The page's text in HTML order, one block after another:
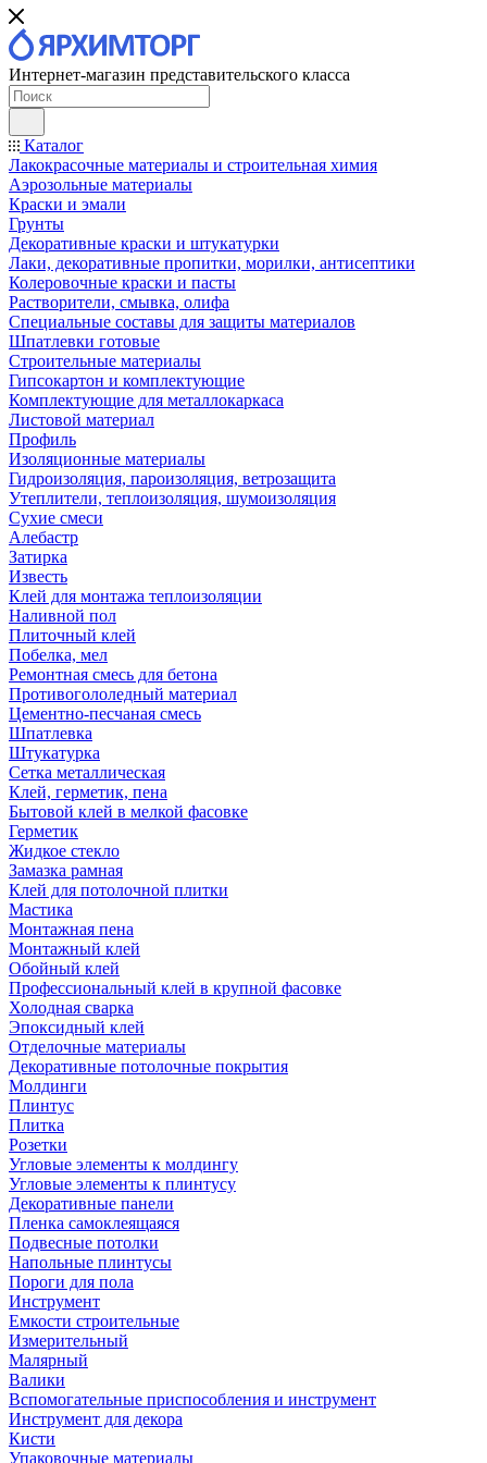
Интернет-магазин представительского класса
Каталог
Лакокрасочные материалы и строительная химия
Аэрозольные материалы
Краски и эмали
Грунты
Декоративные краски и штукатурки
Лаки, декоративные пропитки, морилки, антисептики
Колеровочные краски и пасты
Растворители, смывка, олифа
Специальные составы для защиты материалов
Шпатлевки готовые
Строительные материалы
Гипсокартон и комплектующие
Комплектующие для металлокаркаса
Листовой материал
Профиль
Изоляционные материалы
Гидроизоляция, пароизоляция, ветрозащита
Утеплители, теплоизоляция, шумоизоляция
Сухие смеси
Алебастр
Затирка
Известь
Клей для монтажа теплоизоляции
Наливной пол
Плиточный клей
Побелка, мел
Ремонтная смесь для бетона
Противогололедный материал
Цементно-песчаная смесь
Шпатлевка
Штукатурка
Сетка металлическая
Клей, герметик, пена
Бытовой клей в мелкой фасовке
Герметик
Жидкое стекло
Замазка рамная
Клей для потолочной плитки
Мастика
Монтажная пена
Монтажный клей
Обойный клей
Профессиональный клей в крупной фасовке
Холодная сварка
Эпоксидный клей
Отделочные материалы
Декоративные потолочные покрытия
Молдинги
Плинтус
Плитка
Розетки
Угловые элементы к молдингу
Угловые элементы к плинтусу
Декоративные панели
Пленка самоклеящаяся
Подвесные потолки
Напольные плинтусы
Пороги для пола
Инструмент
Емкости строительные
Измерительный
Малярный
Валики
Вспомогательные приспособления и инструмент
Инструмент для декора
Кисти
Упаковочные материалы